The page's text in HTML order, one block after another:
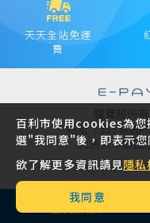
天天全站免運
費
聲寶股份有
地址：333 桃園
代表人：財團
Copyright © 2021
百利市使用cookies為您
選"我同意"後，即表示
欲了解更多資訊請見隱私
我同意